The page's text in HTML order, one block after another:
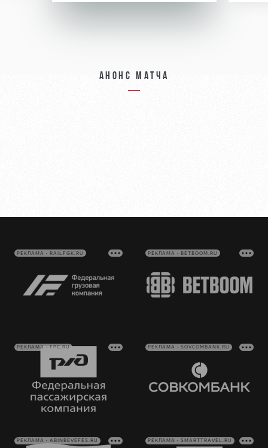
Анонс матча
РЕКЛАМА • RAILFGK.RU РЕКЛАМА • BETBOOM.RU
РЕКЛАМА • FPC.RU РЕКЛАМА • SOVCOMBANK.RU
РЕКЛАМА • ABINBEVEFES.RU РЕКЛАМА • SMARTTRAVEL.RU